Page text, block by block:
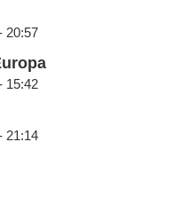
20:57
15:42
21:14